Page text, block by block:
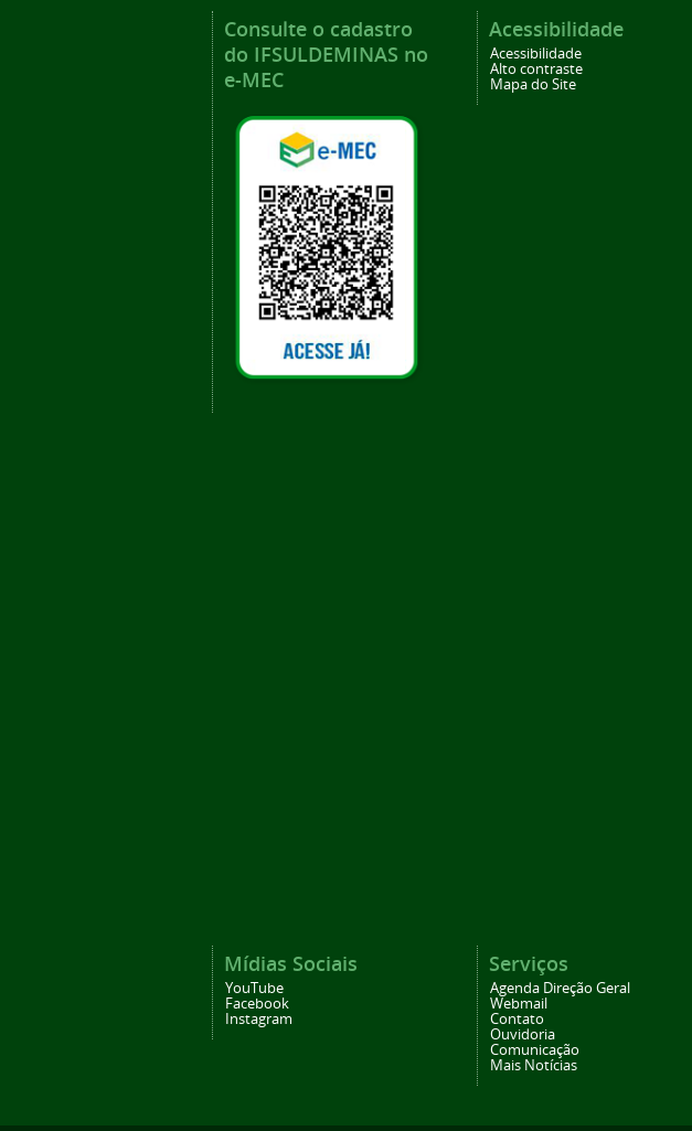
Consulte o cadastro
do IFSULDEMINAS no
e-MEC
Acessibilidade
Acessibilidade
Alto contraste
Mapa do Site
Mídias Sociais
YouTube
Facebook
Instagram
Serviços
Agenda Direção Geral
Webmail
Contato
Ouvidoria
Comunicação
Mais Notícias